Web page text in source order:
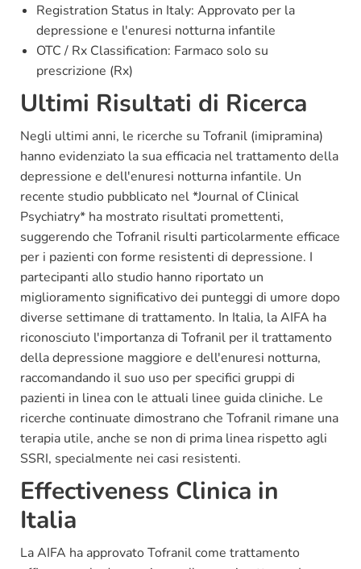
Registration Status in Italy: Approvato per la
depressione e l'enuresi notturna infantile
OTC / Rx Classification: Farmaco solo su
prescrizione (Rx)
Ultimi Risultati di Ricerca
Negli ultimi anni, le ricerche su Tofranil (imipramina)
hanno evidenziato la sua efficacia nel trattamento della
depressione e dell'enuresi notturna infantile. Un
recente studio pubblicato nel *Journal of Clinical
Psychiatry* ha mostrato risultati promettenti,
suggerendo che Tofranil risulti particolarmente efficace
per i pazienti con forme resistenti di depressione. I
partecipanti allo studio hanno riportato un
miglioramento significativo dei punteggi di umore dopo
diverse settimane di trattamento. In Italia, la AIFA ha
riconosciuto l'importanza di Tofranil per il trattamento
della depressione maggiore e dell'enuresi notturna,
raccomandando il suo uso per specifici gruppi di
pazienti in linea con le attuali linee guida cliniche. Le
ricerche continuate dimostrano che Tofranil rimane una
terapia utile, anche se non di prima linea rispetto agli
SSRI, specialmente nei casi resistenti.
Effectiveness Clinica in
Italia
La AIFA ha approvato Tofranil come trattamento